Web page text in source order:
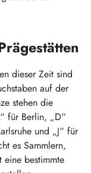
dieser Zeit sind
auf der
stehen die
für Berlin, „D“
und „J“ für
es Sammlern,
bestimmte